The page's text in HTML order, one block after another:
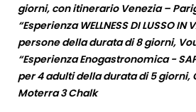
giorni, con itinerario Venezia –
“Esperienza WELLNESS DI LUSSO IN
persone della durata di 8 giorni,
“Esperienza Enogastronomica -
per 4 adulti della durata di 5 giorni,
Moterra 3 Chalk